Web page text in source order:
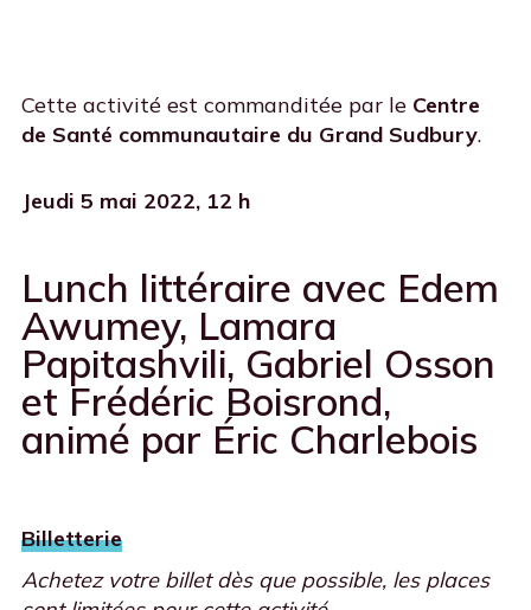
Cette activité est commanditée par le Centre
de Santé communautaire du Grand Sudbury.
Jeudi 5 mai 2022, 12 h
Lunch littéraire avec Edem
Awumey, Lamara
Papitashvili, Gabriel Osson
et Frédéric Boisrond,
animé par Éric Charlebois
Billetterie
Achetez votre billet dès que possible, les places